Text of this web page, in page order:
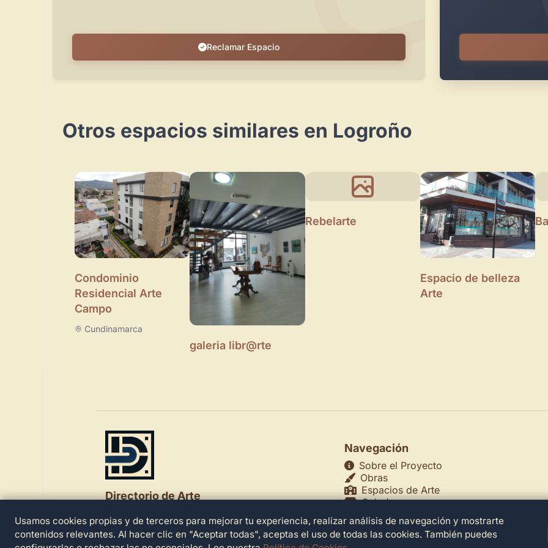
Reclamar Espacio
Otros espacios similares en Logroño
Condominio
Residencial Arte
Campo
Cundinamarca
galeria libr@rte
Rebelarte
Espacio de belleza
Arte
Directorio de Arte
© 2026 Directorio de Arte. Todos los derechos
reservados.
Navegación
Sobre el Proyecto
Obras
Espacios de Arte
Galerías
Museos
Teatros
Usamos cookies propias y de terceros para mejorar tu experiencia, realizar análisis de navegación y mostrarte
contenidos relevantes. Al hacer clic en "Aceptar todas", aceptas el uso de todas las cookies. También puedes